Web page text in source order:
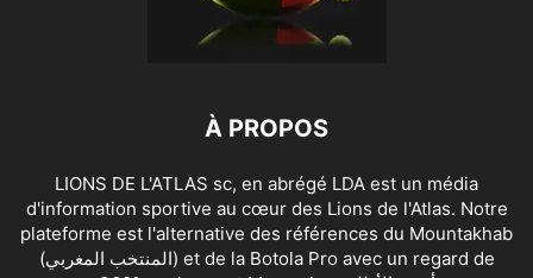
À PROPOS
LIONS DE L'ATLAS sc, en abrégé LDA est un média
d'information sportive au cœur des Lions de l'Atlas. Notre
plateforme est l'alternative des références du Mountakhab
(المنتخب المغربي) et de la Botola Pro avec un regard de